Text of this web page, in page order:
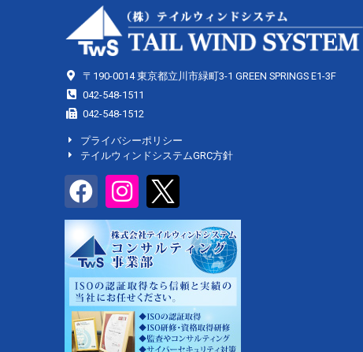
〒190-0014 東京都立川市緑町3-1 GREEN SPRINGS E1-3F
042-548-1511
042-548-1512
プライバシーポリシー
テイルウィンドシステムGRC方針